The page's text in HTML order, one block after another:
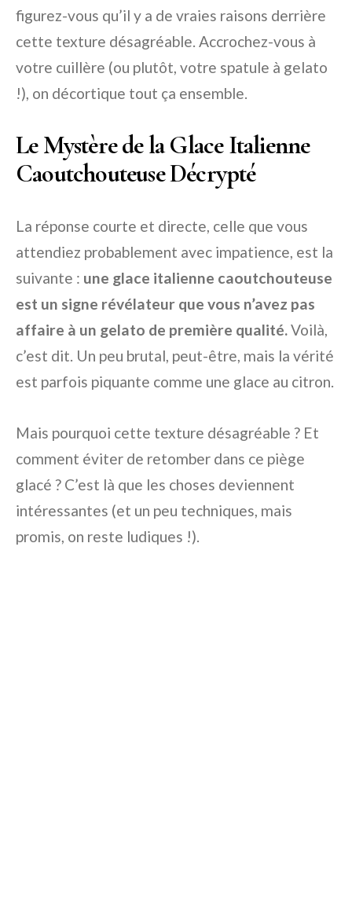
figurez-vous qu’il y a de vraies raisons derrière
cette texture désagréable. Accrochez-vous à
votre cuillère (ou plutôt, votre spatule à gelato
!), on décortique tout ça ensemble.
Le Mystère de la Glace Italienne
Caoutchouteuse Décrypté
La réponse courte et directe, celle que vous
attendiez probablement avec impatience, est la
suivante : une glace italienne caoutchouteuse
est un signe révélateur que vous n’avez pas
affaire à un gelato de première qualité.Voilà,
c’est dit. Un peu brutal, peut-être, mais la vérité
est parfois piquante comme une glace au citron.
Mais pourquoi cette texture désagréable ? Et
comment éviter de retomber dans ce piège
glacé ? C’est là que les choses deviennent
intéressantes (et un peu techniques, mais
promis, on reste ludiques !).